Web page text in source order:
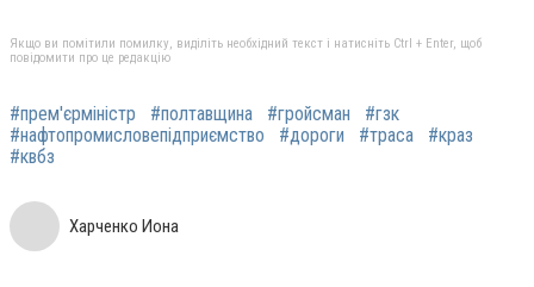
Якщо ви помітили помилку, виділіть необхідний текст і натисніть Ctrl + Enter, щоб
повідомити про це редакцію
#прем'єрміністр #полтавщина #гройсман
#гзк
#нафтопромисловепідприємство
#дороги #траса
#краз
#квбз
Харченко Иона